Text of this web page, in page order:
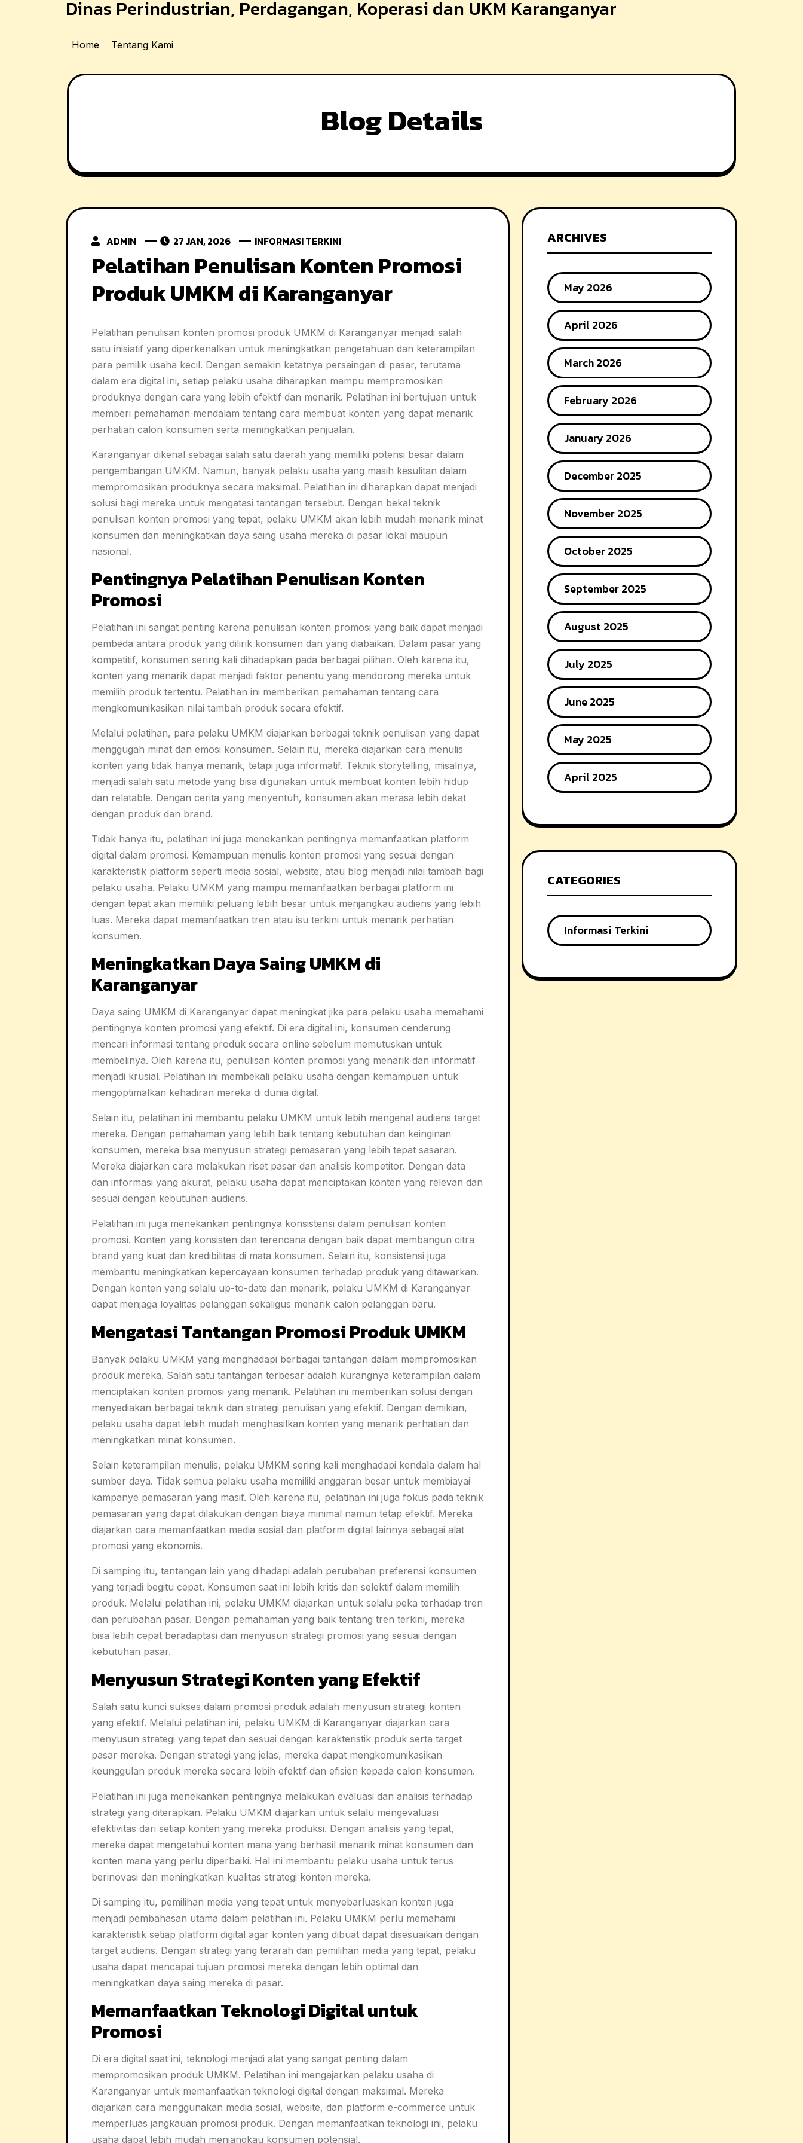
Dinas Perindustrian, Perdagangan, Koperasi dan UKM Karanganyar
Home Tentang Kami
Blog Details
ADMIN 27 JAN, 2026 INFORMASI TERKINI
Pelatihan Penulisan Konten Promosi
Produk UMKM di Karanganyar
Pelatihan penulisan konten promosi produk UMKM di Karanganyar menjadi salah
satu inisiatif yang diperkenalkan untuk meningkatkan pengetahuan dan keterampilan
para pemilik usaha kecil. Dengan semakin ketatnya persaingan di pasar, terutama
dalam era digital ini, setiap pelaku usaha diharapkan mampu mempromosikan
produknya dengan cara yang lebih efektif dan menarik. Pelatihan ini bertujuan untuk
memberi pemahaman mendalam tentang cara membuat konten yang dapat menarik
perhatian calon konsumen serta meningkatkan penjualan.
Karanganyar dikenal sebagai salah satu daerah yang memiliki potensi besar dalam
pengembangan UMKM. Namun, banyak pelaku usaha yang masih kesulitan dalam
mempromosikan produknya secara maksimal. Pelatihan ini diharapkan dapat menjadi
solusi bagi mereka untuk mengatasi tantangan tersebut. Dengan bekal teknik
penulisan konten promosi yang tepat, pelaku UMKM akan lebih mudah menarik minat
konsumen dan meningkatkan daya saing usaha mereka di pasar lokal maupun
nasional.
Pentingnya Pelatihan Penulisan Konten
Promosi
Pelatihan ini sangat penting karena penulisan konten promosi yang baik dapat menjadi
pembeda antara produk yang dilirik konsumen dan yang diabaikan. Dalam pasar yang
kompetitif, konsumen sering kali dihadapkan pada berbagai pilihan. Oleh karena itu,
konten yang menarik dapat menjadi faktor penentu yang mendorong mereka untuk
memilih produk tertentu. Pelatihan ini memberikan pemahaman tentang cara
mengkomunikasikan nilai tambah produk secara efektif.
Melalui pelatihan, para pelaku UMKM diajarkan berbagai teknik penulisan yang dapat
menggugah minat dan emosi konsumen. Selain itu, mereka diajarkan cara menulis
konten yang tidak hanya menarik, tetapi juga informatif. Teknik storytelling, misalnya,
menjadi salah satu metode yang bisa digunakan untuk membuat konten lebih hidup
dan relatable. Dengan cerita yang menyentuh, konsumen akan merasa lebih dekat
dengan produk dan brand.
Tidak hanya itu, pelatihan ini juga menekankan pentingnya memanfaatkan platform
digital dalam promosi. Kemampuan menulis konten promosi yang sesuai dengan
karakteristik platform seperti media sosial, website, atau blog menjadi nilai tambah bagi
pelaku usaha. Pelaku UMKM yang mampu memanfaatkan berbagai platform ini
dengan tepat akan memiliki peluang lebih besar untuk menjangkau audiens yang lebih
luas. Mereka dapat memanfaatkan tren atau isu terkini untuk menarik perhatian
konsumen.
Meningkatkan Daya Saing UMKM di
Karanganyar
Daya saing UMKM di Karanganyar dapat meningkat jika para pelaku usaha memahami
pentingnya konten promosi yang efektif. Di era digital ini, konsumen cenderung
mencari informasi tentang produk secara online sebelum memutuskan untuk
membelinya. Oleh karena itu, penulisan konten promosi yang menarik dan informatif
menjadi krusial. Pelatihan ini membekali pelaku usaha dengan kemampuan untuk
mengoptimalkan kehadiran mereka di dunia digital.
Selain itu, pelatihan ini membantu pelaku UMKM untuk lebih mengenal audiens target
mereka. Dengan pemahaman yang lebih baik tentang kebutuhan dan keinginan
konsumen, mereka bisa menyusun strategi pemasaran yang lebih tepat sasaran.
Mereka diajarkan cara melakukan riset pasar dan analisis kompetitor. Dengan data
dan informasi yang akurat, pelaku usaha dapat menciptakan konten yang relevan dan
sesuai dengan kebutuhan audiens.
Pelatihan ini juga menekankan pentingnya konsistensi dalam penulisan konten
promosi. Konten yang konsisten dan terencana dengan baik dapat membangun citra
brand yang kuat dan kredibilitas di mata konsumen. Selain itu, konsistensi juga
membantu meningkatkan kepercayaan konsumen terhadap produk yang ditawarkan.
Dengan konten yang selalu up-to-date dan menarik, pelaku UMKM di Karanganyar
dapat menjaga loyalitas pelanggan sekaligus menarik calon pelanggan baru.
Mengatasi Tantangan Promosi Produk UMKM
Banyak pelaku UMKM yang menghadapi berbagai tantangan dalam mempromosikan
produk mereka. Salah satu tantangan terbesar adalah kurangnya keterampilan dalam
menciptakan konten promosi yang menarik. Pelatihan ini memberikan solusi dengan
menyediakan berbagai teknik dan strategi penulisan yang efektif. Dengan demikian,
pelaku usaha dapat lebih mudah menghasilkan konten yang menarik perhatian dan
meningkatkan minat konsumen.
Selain keterampilan menulis, pelaku UMKM sering kali menghadapi kendala dalam hal
sumber daya. Tidak semua pelaku usaha memiliki anggaran besar untuk membiayai
kampanye pemasaran yang masif. Oleh karena itu, pelatihan ini juga fokus pada teknik
pemasaran yang dapat dilakukan dengan biaya minimal namun tetap efektif. Mereka
diajarkan cara memanfaatkan media sosial dan platform digital lainnya sebagai alat
promosi yang ekonomis.
Di samping itu, tantangan lain yang dihadapi adalah perubahan preferensi konsumen
yang terjadi begitu cepat. Konsumen saat ini lebih kritis dan selektif dalam memilih
produk. Melalui pelatihan ini, pelaku UMKM diajarkan untuk selalu peka terhadap tren
dan perubahan pasar. Dengan pemahaman yang baik tentang tren terkini, mereka
bisa lebih cepat beradaptasi dan menyusun strategi promosi yang sesuai dengan
kebutuhan pasar.
Menyusun Strategi Konten yang Efektif
Salah satu kunci sukses dalam promosi produk adalah menyusun strategi konten
yang efektif. Melalui pelatihan ini, pelaku UMKM di Karanganyar diajarkan cara
menyusun strategi yang tepat dan sesuai dengan karakteristik produk serta target
pasar mereka. Dengan strategi yang jelas, mereka dapat mengkomunikasikan
keunggulan produk mereka secara lebih efektif dan efisien kepada calon konsumen.
Pelatihan ini juga menekankan pentingnya melakukan evaluasi dan analisis terhadap
strategi yang diterapkan. Pelaku UMKM diajarkan untuk selalu mengevaluasi
efektivitas dari setiap konten yang mereka produksi. Dengan analisis yang tepat,
mereka dapat mengetahui konten mana yang berhasil menarik minat konsumen dan
konten mana yang perlu diperbaiki. Hal ini membantu pelaku usaha untuk terus
berinovasi dan meningkatkan kualitas strategi konten mereka.
Di samping itu, pemilihan media yang tepat untuk menyebarluaskan konten juga
menjadi pembahasan utama dalam pelatihan ini. Pelaku UMKM perlu memahami
karakteristik setiap platform digital agar konten yang dibuat dapat disesuaikan dengan
target audiens. Dengan strategi yang terarah dan pemilihan media yang tepat, pelaku
usaha dapat mencapai tujuan promosi mereka dengan lebih optimal dan
meningkatkan daya saing mereka di pasar.
Memanfaatkan Teknologi Digital untuk
Promosi
Di era digital saat ini, teknologi menjadi alat yang sangat penting dalam
mempromosikan produk UMKM. Pelatihan ini mengajarkan pelaku usaha di
Karanganyar untuk memanfaatkan teknologi digital dengan maksimal. Mereka
diajarkan cara menggunakan media sosial, website, dan platform e-commerce untuk
memperluas jangkauan promosi produk. Dengan memanfaatkan teknologi ini, pelaku
usaha dapat lebih mudah menjangkau konsumen potensial.
ARCHIVES
May 2026
April 2026
March 2026
February 2026
January 2026
December 2025
November 2025
October 2025
September 2025
August 2025
July 2025
June 2025
May 2025
April 2025
CATEGORIES
Informasi Terkini